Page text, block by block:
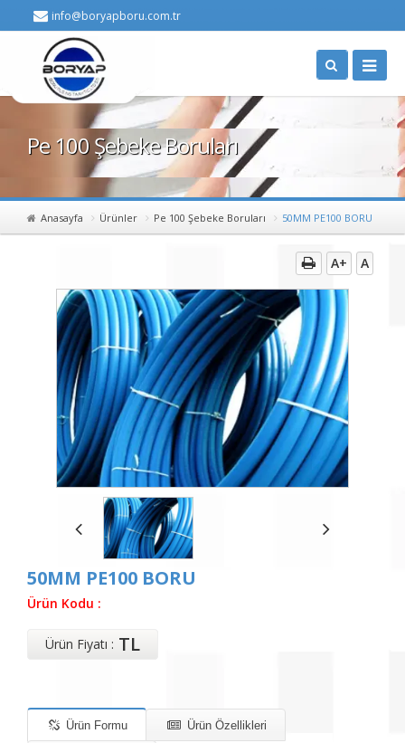
info@boryapboru.com.tr
Pe 100 Şebeke Boruları
Anasayfa Ürünler Pe 100 Şebeke Boruları 50MM PE100 BORU
A+ A
50MM PE100 BORU
Ürün Kodu :
Ürün Fiyatı : TL
Ürün Formu Ürün Özellikleri